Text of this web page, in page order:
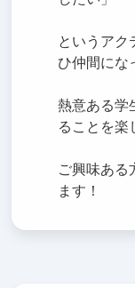
というアク
ひ仲間にな
熱意ある学
ることを楽
ご興味ある
ます！